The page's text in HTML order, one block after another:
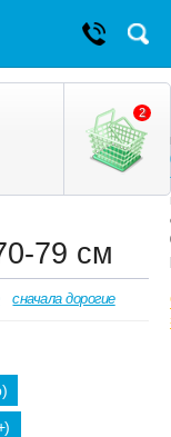
2
79 см
сначала дорогие